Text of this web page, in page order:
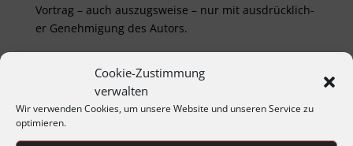
Cookie-Zustimmung
verwalten
Wir verwenden Cookies, um unsere Website und unseren Service zu
optimieren.
Vor­trag – auch aus­zugs­weise – nur mit aus­drück­lich­
er Genehm­ig­ung des Autors.
Jahresprogramme
Jahreshauptversammlungen
Matineen und Soireen
Montagabend im Archiv